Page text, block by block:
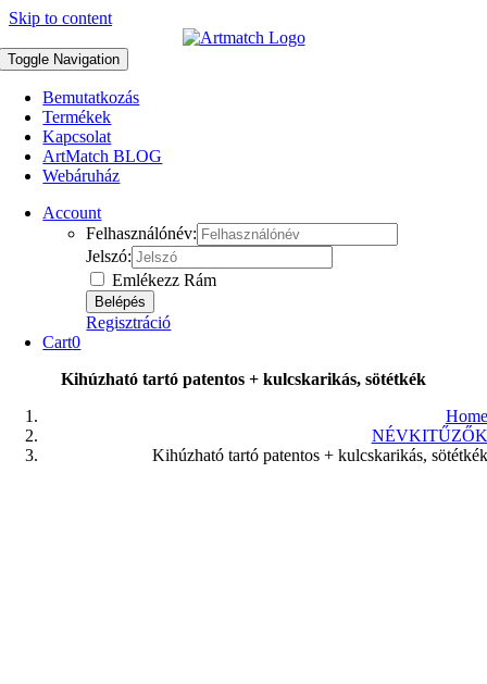
Skip to content
Toggle Navigation
Bemutatkozás
Termékek
Kapcsolat
ArtMatch BLOG
Webáruház
Account
Felhasználónév:
Jelszó:
Emlékezz Rám
Regisztráció
Cart0
Kihúzható tartó patentos + kulcskarikás, sötétkék
Home
NÉVKITŰZŐK
Kihúzható tartó patentos + kulcskarikás, sötétkék